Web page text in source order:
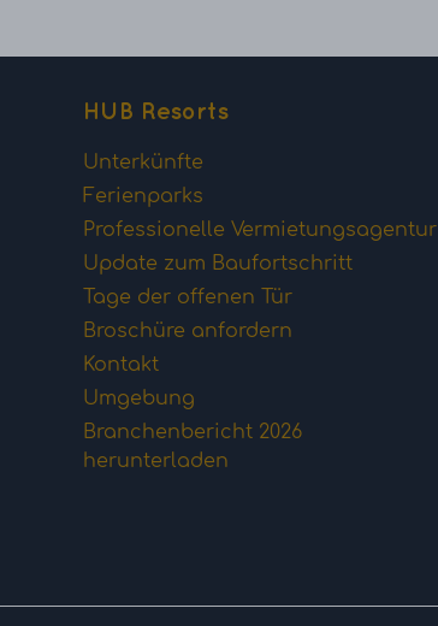
HUB Resorts
Unterkünfte
Ferienparks
Professionelle Vermietungsagentur
Update zum Baufortschritt
Tage der offenen Tür
Broschüre anfordern
Kontakt
Umgebung
Branchenbericht 2026
herunterladen